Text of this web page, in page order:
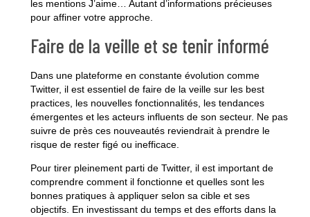
les mentions J’aime… Autant d’informations précieuses
pour affiner votre approche.
Faire de la veille et se tenir informé
Dans une plateforme en constante évolution comme
Twitter, il est essentiel de faire de la veille sur les best
practices, les nouvelles fonctionnalités, les tendances
émergentes et les acteurs influents de son secteur. Ne pas
suivre de près ces nouveautés reviendrait à prendre le
risque de rester figé ou inefficace.
Pour tirer pleinement parti de Twitter, il est important de
comprendre comment il fonctionne et quelles sont les
bonnes pratiques à appliquer selon sa cible et ses
objectifs. En investissant du temps et des efforts dans la